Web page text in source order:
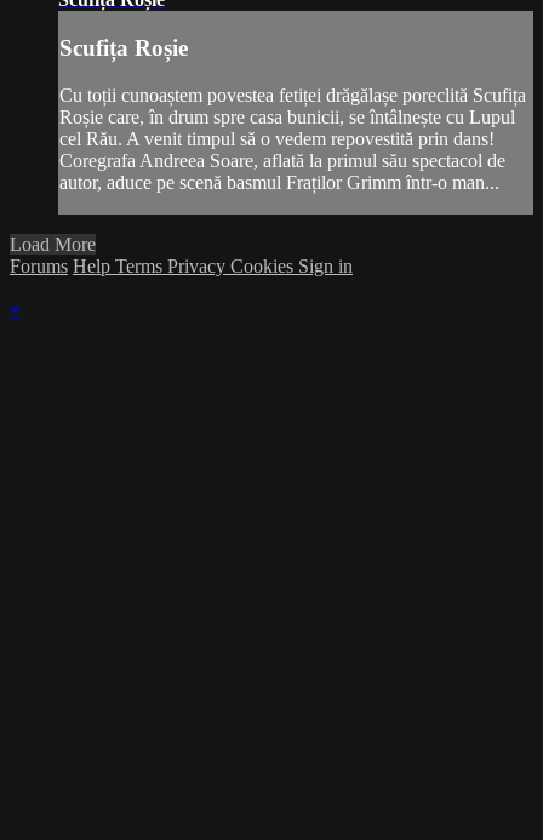
Scufița Roșie
Cu toții cunoaștem povestea fetiței drăgălașe poreclită Scufița
Roșie care, în drum spre casa bunicii, se întâlnește cu Lupul
cel Rău. A venit timpul să o vedem repovestită prin dans!
Coregrafa Andreea Soare, aflată la primul său spectacol de
autor, aduce pe scenă basmul Fraților Grimm într-o man...
Load More
Forums Help Terms Privacy Cookies Sign in
×